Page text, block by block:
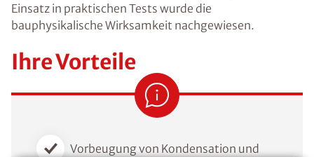
Einsatz in praktischen Tests wurde die
bauphysikalische Wirksamkeit nachgewiesen.
Ihre Vorteile
Vorbeugung von Kondensation und